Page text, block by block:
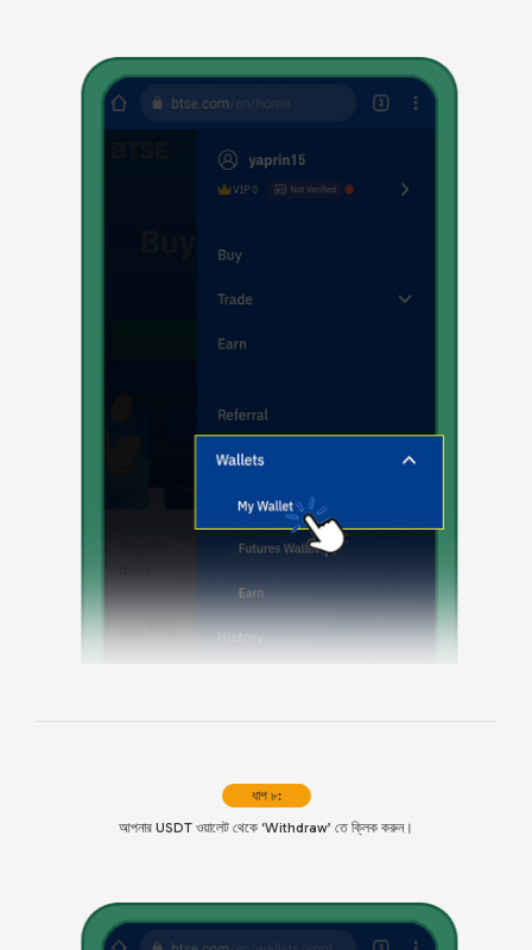
ধাপ ৮:
আপনার USDT ওয়ালেট থেকে ‘Withdraw’ তে ক্লিক করুন।